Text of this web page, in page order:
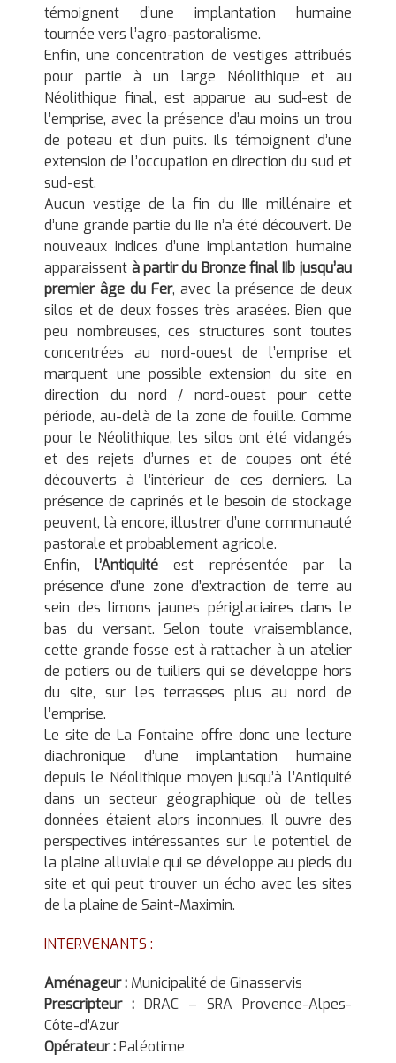
témoignent d’une implantation humaine
tournée vers l’agro-pastoralisme.
Enfin, une concentration de vestiges attribués
pour partie à un large Néolithique et au
Néolithique final, est apparue au sud-est de
l’emprise, avec la présence d’au moins un trou
de poteau et d’un puits. Ils témoignent d’une
extension de l’occupation en direction du sud et
sud-est.
Aucun vestige de la fin du IIIe millénaire et
d’une grande partie du IIe n’a été découvert. De
nouveaux indices d’une implantation humaine
apparaissent à partir du Bronze final IIb jusqu’au
premier âge du Fer, avec la présence de deux
silos et de deux fosses très arasées. Bien que
peu nombreuses, ces structures sont toutes
concentrées au nord-ouest de l’emprise et
marquent une possible extension du site en
direction du nord / nord-ouest pour cette
période, au-delà de la zone de fouille. Comme
pour le Néolithique, les silos ont été vidangés
et des rejets d’urnes et de coupes ont été
découverts à l’intérieur de ces derniers. La
présence de caprinés et le besoin de stockage
peuvent, là encore, illustrer d’une communauté
pastorale et probablement agricole.
Enfin,l’Antiquité est représentée par la
présence d’une zone d’extraction de terre au
sein des limons jaunes périglaciaires dans le
bas du versant. Selon toute vraisemblance,
cette grande fosse est à rattacher à un atelier
de potiers ou de tuiliers qui se développe hors
du site, sur les terrasses plus au nord de
l’emprise.
Le site de La Fontaine offre donc une lecture
diachronique d’une implantation humaine
depuis le Néolithique moyen jusqu’à l’Antiquité
dans un secteur géographique où de telles
données étaient alors inconnues. Il ouvre des
perspectives intéressantes sur le potentiel de
la plaine alluviale qui se développe au pieds du
site et qui peut trouver un écho avec les sites
de la plaine de Saint-Maximin.
INTERVENANTS :
Aménageur : Municipalité de Ginasservis
Prescripteur : DRAC – SRA Provence-Alpes-
Côte-d’Azur
Opérateur :Paléotime